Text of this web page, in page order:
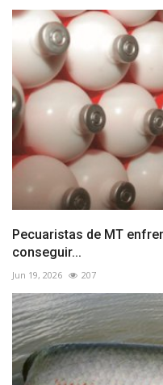
Pecuaristas de MT
conseguir...
Jun 19, 2026 207